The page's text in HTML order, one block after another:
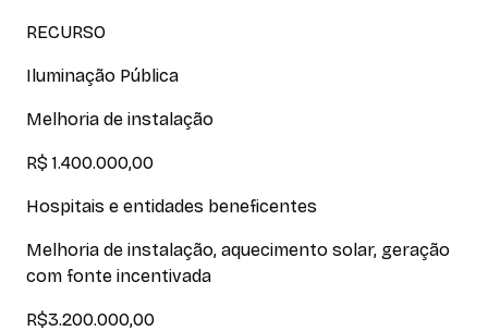
RECURSO
Iluminação Pública
Melhoria de instalação
R$ 1.400.000,00
Hospitais e entidades beneficentes
Melhoria de instalação, aquecimento solar, geração
com fonte incentivada
R$3.200.000,00